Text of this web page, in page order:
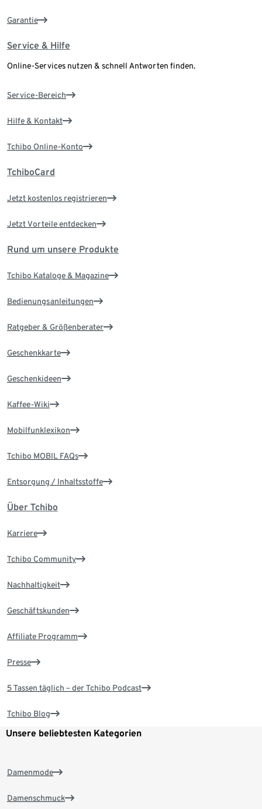
Garantie
Service & Hilfe
Online-Services nutzen & schnell Antworten finden.
Service-Bereich
Hilfe & Kontakt
Tchibo Online-Konto
TchiboCard
Jetzt kostenlos registrieren
Jetzt Vorteile entdecken
Rund um unsere Produkte
Tchibo Kataloge & Magazine
Bedienungsanleitungen
Ratgeber & Größenberater
Geschenkkarte
Geschenkideen
Kaffee-Wiki
Mobilfunklexikon
Tchibo MOBIL FAQs
Entsorgung / Inhaltsstoffe
Über Tchibo
Karriere
Tchibo Community
Nachhaltigkeit
Geschäftskunden
Affiliate Programm
Presse
5 Tassen täglich – der Tchibo Podcast
Tchibo Blog
Unsere beliebtesten Kategorien
Damenmode
Damenschmuck